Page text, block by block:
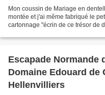
Mon coussin de Mariage en
montée et j'ai même fabriqué le
cartonnage "écrin de ce trésor de
Escapade Normande
Domaine Edouard de
Hellenvilliers